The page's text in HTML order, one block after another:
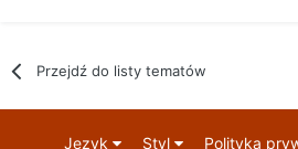
Przejdź do listy tematów
Język Styl Polityka